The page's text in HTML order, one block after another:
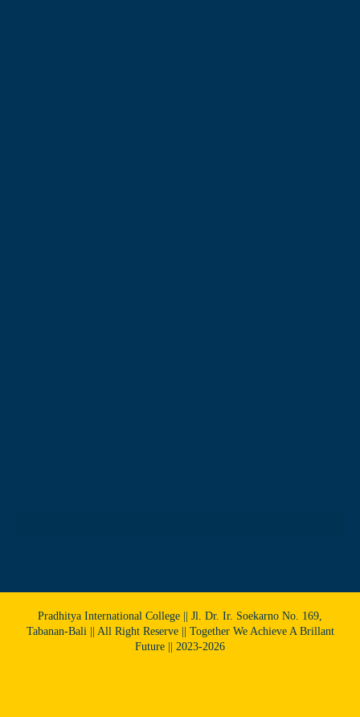
Pradhitya International College || Jl. Dr. Ir. Soekarno No. 169,
Tabanan-Bali || All Right Reserve || Together We Achieve A Brillant
Future || 2023-2026